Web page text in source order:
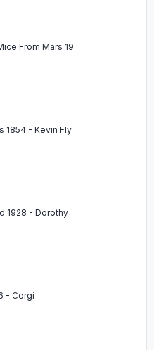
From Mars 19
1854 - Kevin Fly
1928 - Dorothy
- Corgi